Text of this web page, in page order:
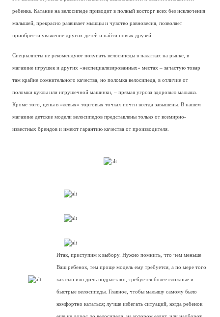
ребенка. Катание на велосипеде приводит в полный восторг всех без исключения
малышей, прекрасно развивает мышцы и чувство равновесия, позволяет
приобрести уважение других детей и найти новых друзей.
Специалисты не рекомендуют покупать велосипеды в палатках на рынке, в
магазине игрушек и других «неспециализированных» местах – зачастую товар
там крайне сомнительного качества, но поломка велосипеда, в отличие от
поломки куклы или игрушечной машинки, – прямая угроза здоровью малыша.
Кроме того, цены в «левых» торговых точках почти всегда завышены. В нашем
магазине детские модели велосипедов представлены только от всемирно-
известных брендов и имеют гарантию качества от производителя.
Итак, приступим к выбору. Нужно помнить, что чем меньше
Ваш ребенок, тем проще модель ему требуется, а по мере того
как сын или дочь подрастают, требуется более сложные и
быстрые велосипеды. Главное, чтобы малышу самому было
комфортно кататься; лучше избегать ситуаций, когда ребенок